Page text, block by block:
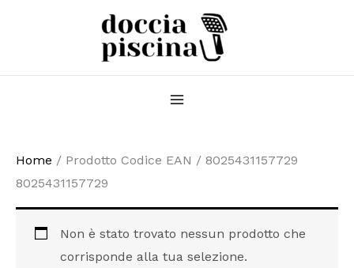
Home / Prodotto Codice EAN / 8025431157729
8025431157729
Non è stato trovato nessun prodotto che
corrisponde alla tua selezione.